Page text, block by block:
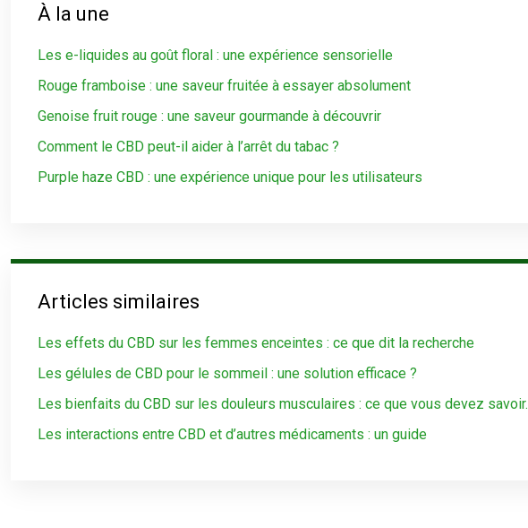
À la une
Les e-liquides au goût floral : une expérience sensorielle
Rouge framboise : une saveur fruitée à essayer absolument
Genoise fruit rouge : une saveur gourmande à découvrir
Comment le CBD peut-il aider à l’arrêt du tabac ?
Purple haze CBD : une expérience unique pour les utilisateurs
Articles similaires
Les effets du CBD sur les femmes enceintes : ce que dit la recherche
Les gélules de CBD pour le sommeil : une solution efficace ?
Les bienfaits du CBD sur les douleurs musculaires : ce que vous devez savoir.
Les interactions entre CBD et d’autres médicaments : un guide